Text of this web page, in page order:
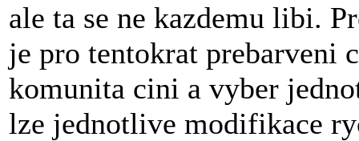
ale ta se ne kazdemu libi.
je pro tentokrat prebarveni
komunita cini a vyber
lze jednotlive modifikace